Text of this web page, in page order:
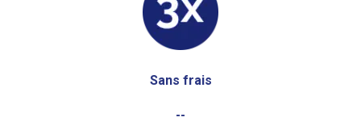
Sans frais
--